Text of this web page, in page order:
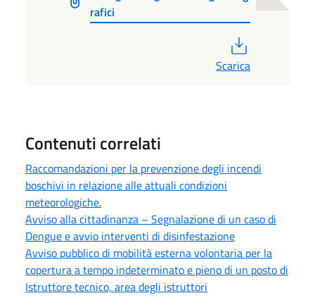
rafici
Scarica
Contenuti correlati
Raccomandazioni per la prevenzione degli incendi
boschivi in relazione alle attuali condizioni
meteorologiche.
Avviso alla cittadinanza – Segnalazione di un caso di
Dengue e avvio interventi di disinfestazione
Avviso pubblico di mobilità esterna volontaria per la
copertura a tempo indeterminato e pieno di un posto di
Istruttore tecnico, area degli istruttori